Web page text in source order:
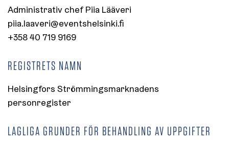
Administrativ chef Piia Lääveri
piia.laaveri@eventshelsinki.fi
+358 40 719 9169
REGISTRETS NAMN
Helsingfors Strömmingsmarknadens
personregister
LAGLIGA GRUNDER FÖR BEHANDLING AV UPPGIFTER